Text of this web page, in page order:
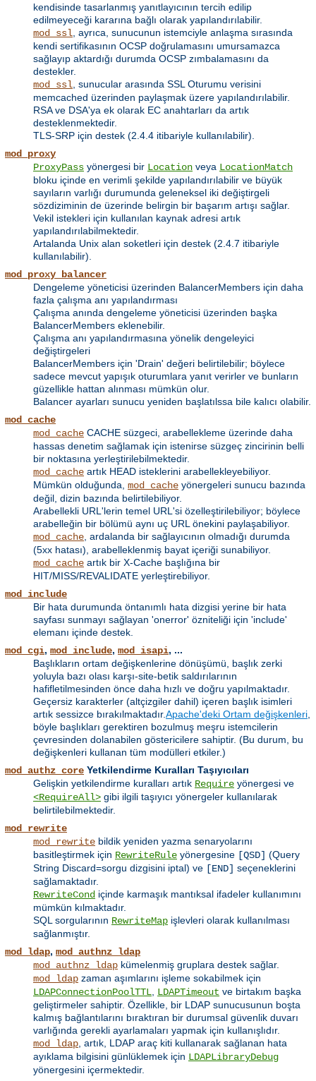
kendisinde tasarlanmış yanıtlayıcının tercih edilip
edilmeyeceği kararına bağlı olarak yapılandırılabilir.
mod_ssl , ayrıca, sunucunun istemciyle anlaşma sırasında
kendi sertifikasının OCSP doğrulamasını umursamazca
sağlayıp aktardığı durumda OCSP zımbalamasını da
destekler.
mod_ssl , sunucular arasında SSL Oturumu verisini
memcached üzerinden paylaşmak üzere yapılandırılabilir.
RSA ve DSA'ya ek olarak EC anahtarları da artık
desteklenmektedir.
TLS-SRP için destek (2.4.4 itibariyle kullanılabilir).
mod_proxy
ProxyPass yönergesi bir Location veya LocationMatch
bloku içinde en verimli şekilde yapılandırılabilir ve büyük
sayıların varlığı durumunda geleneksel iki değiştirgeli
sözdiziminin de üzerinde belirgin bir başarım artışı sağlar.
Vekil istekleri için kullanılan kaynak adresi artık
yapılandırılabilmektedir.
Artalanda Unix alan soketleri için destek (2.4.7 itibariyle
kullanılabilir).
mod_proxy_balancer
Dengeleme yöneticisi üzerinden BalancerMembers için daha
fazla çalışma anı yapılandırması
Çalışma anında dengeleme yöneticisi üzerinden başka
BalancerMembers eklenebilir.
Çalışma anı yapılandırmasına yönelik dengeleyici
değiştirgeleri
BalancerMembers için 'Drain' değeri belirtilebilir; böylece
sadece mevcut yapışık oturumlara yanıt verirler ve bunların
güzellikle hattan alınması mümkün olur.
Balancer ayarları sunucu yeniden başlatılssa bile kalıcı olabilir.
mod_cache
mod_cache CACHE süzgeci, arabellekleme üzerinde daha
hassas denetim sağlamak için istenirse süzgeç zincirinin belli
bir noktasına yerleştirilebilmektedir.
mod_cache artık HEAD isteklerini arabellekleyebiliyor.
Mümkün olduğunda, mod_cache yönergeleri sunucu bazında
değil, dizin bazında belirtilebiliyor.
Arabellekli URL'lerin temel URL'si özelleştirilebiliyor; böylece
arabelleğin bir bölümü aynı uç URL önekini paylaşabiliyor.
mod_cache , ardalanda bir sağlayıcının olmadığı durumda
(5xx hatası), arabelleklenmiş bayat içeriği sunabiliyor.
mod_cache artık bir X-Cache başlığına bir
HIT/MISS/REVALIDATE yerleştirebiliyor.
mod_include
Bir hata durumunda öntanımlı hata dizgisi yerine bir hata
sayfası sunmayı sağlayan 'onerror' özniteliği için 'include'
elemanı içinde destek.
mod_cgi, mod_include, mod_isapi, ...
Başlıkların ortam değişkenlerine dönüşümü, başlık zerki
yoluyla bazı olası karşı-site-betik saldırılarının
hafifletilmesinden önce daha hızlı ve doğru yapılmaktadır.
Geçersiz karakterler (altçizgiler dahil) içeren başlık isimleri
artık sessizce bırakılmaktadır.Apache'deki Ortam değişkenleri
böyle başlıkları gerektiren bozulmuş meşru istemcilerin
çevresinden dolanabilen göstericilere sahiptir. (Bu durum, bu
değişkenleri kullanan tüm modülleri etkiler.)
mod_authz_core Yetkilendirme Kuralları Taşıyıcıları
Gelişkin yetkilendirme kuralları artık Require yönergesi ve
<RequireAll> gibi ilgili taşıyıcı yönergeler kullanılarak
belirtilebilmektedir.
mod_rewrite
mod_rewrite bildik yeniden yazma senaryolarını
basitleştirmek için RewriteRule yönergesine [QSD] (Query
String Discard=sorgu dizgisini iptal) ve [END] seçeneklerini
sağlamaktadır.
RewriteCond içinde karmaşık mantıksal ifadeler kullanımını
mümkün kılmaktadır.
SQL sorgularının RewriteMap işlevleri olarak kullanılması
sağlanmıştır.
mod_ldap, mod_authnz_ldap
mod_authnz_ldap kümelenmiş gruplara destek sağlar.
mod_ldap zaman aşımlarını işleme sokabilmek için
LDAPConnectionPoolTTL LDAPTimeout ve birtakım başka
geliştirmeler sahiptir. Özellikle, bir LDAP sunucusunun boşta
kalmış bağlantılarını bıraktıran bir durumsal güvenlik duvarı
varlığında gerekli ayarlamaları yapmak için kullanışlıdır.
mod_ldap , artık, LDAP araç kiti kullanarak sağlanan hata
ayıklama bilgisini günlüklemek için LDAPLibraryDebug
yönergesini içermektedir.